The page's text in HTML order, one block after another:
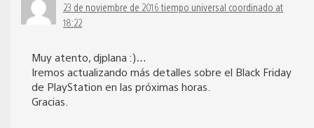
23 de noviembre de 2016 tiempo universal coordinado at
18:22
Muy atento, djplana :)…
Iremos actualizando más detalles sobre el Black Friday
de PlayStation en las próximas horas.
Gracias.